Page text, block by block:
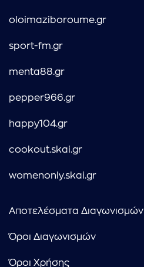
oloimaziboroume.gr
sport-fm.gr
menta88.gr
pepper966.gr
happy104.gr
cookout.skai.gr
womenonly.skai.gr
Αποτελέσματα Διαγωνισμών
Όροι Διαγωνισμών
Όροι Χρήσης